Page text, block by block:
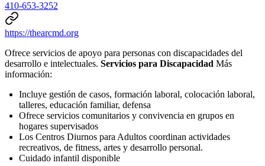
410-653-3252
https://thearcmd.org
Ofrece servicios de apoyo para personas con discapacidades del
desarrollo e intelectuales. Servicios para Discapacidad Más
información:
Incluye gestión de casos, formación laboral, colocación laboral,
talleres, educación familiar, defensa
Ofrece servicios comunitarios y convivencia en grupos en
hogares supervisados
Los Centros Diurnos para Adultos coordinan actividades
recreativos, de fitness, artes y desarrollo personal.
Cuidado infantil disponible